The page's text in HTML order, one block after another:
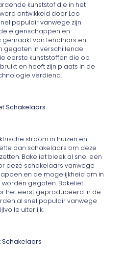
kunststof die in het
ontwikkeld door Leo
populair vanwege zijn
eigenschappen en
gemaakt van fenolhars en
gegoten in verschillende
eerste kunststoffen die op
en heeft zijn plaats in de
verdiend.
Schakelaars
stroom in huizen en
aan schakelaars om deze
Bakeliet bleek al snel een
deze schakelaars vanwege
en de mogelijkheid om in
gegoten. Bakeliet
het eerst geproduceerd in de
al snel populair vanwege
uiterlijk.
Schakelaars